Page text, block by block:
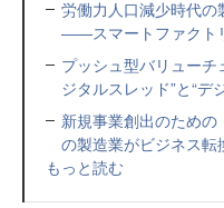
労働力人口減少時代
――スマートファクト
プッシュ型バリュー
ジタルスレッド”と“デ
新規事業創出のため
の製造業がビジネス
もっと読む